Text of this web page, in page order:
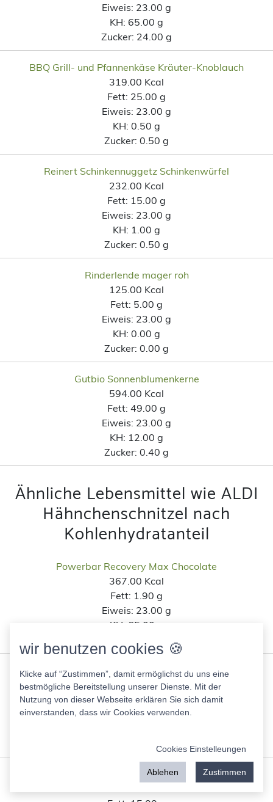
Eiweis: 23.00 g
KH: 65.00 g
Zucker: 24.00 g
BBQ Grill- und Pfannenkäse Kräuter-Knoblauch
319.00 Kcal
Fett: 25.00 g
Eiweis: 23.00 g
KH: 0.50 g
Zucker: 0.50 g
Reinert Schinkennuggetz Schinkenwürfel
232.00 Kcal
Fett: 15.00 g
Eiweis: 23.00 g
KH: 1.00 g
Zucker: 0.50 g
Rinderlende mager roh
125.00 Kcal
Fett: 5.00 g
Eiweis: 23.00 g
KH: 0.00 g
Zucker: 0.00 g
Gutbio Sonnenblumenkerne
594.00 Kcal
Fett: 49.00 g
Eiweis: 23.00 g
KH: 12.00 g
Zucker: 0.40 g
Ähnliche Lebensmittel wie ALDI
Hähnchenschnitzel nach
Kohlenhydratanteil
Powerbar Recovery Max Chocolate
367.00 Kcal
Fett: 1.90 g
Eiweis: 23.00 g
KH: 65.00 g
BBQ Grill- und Pfannenkäse Kräuter-Knoblauch
319.00 Kcal
Fett:25.00 g
Eiweis:23.00 g
0.50 g
Reinert Schinkennuggetz Schinkenwürfel
wir benutzen cookies 🍪
Klicke auf “Zustimmen”, damit ermöglichst du uns eine
bestmögliche Bereitstellung unserer Dienste. Mit der
Nutzung von dieser Webseite erklären Sie sich damit
einverstanden, dass wir Cookies verwenden.
Cookies Einstelleungen
Ablehen Zustimmen